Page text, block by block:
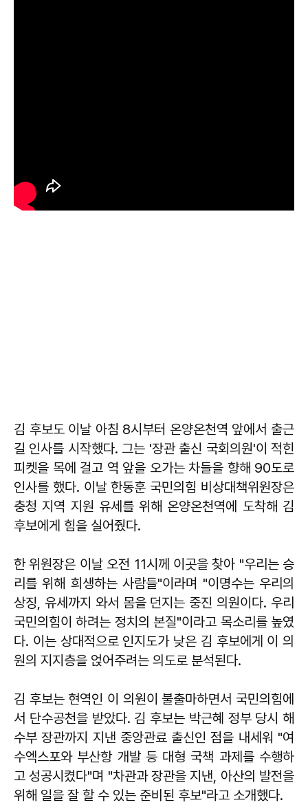
김 후보도 이날 아침 8시부터 온양온천역 앞에서 출근
길 인사를 시작했다. 그는 '장관 출신 국회의원'이 적힌
피켓을 목에 걸고 역 앞을 오가는 차들을 향해 90도로
인사를 했다. 이날 한동훈 국민의힘 비상대책위원장은
충청 지역 지원 유세를 위해 온양온천역에 도착해 김
후보에게 힘을 실어줬다.
한 위원장은 이날 오전 11시께 이곳을 찾아 "우리는 승
리를 위해 희생하는 사람들"이라며 "이명수는 우리의
상징, 유세까지 와서 몸을 던지는 중진 의원이다. 우리
국민의힘이 하려는 정치의 본질"이라고 목소리를 높였
다. 이는 상대적으로 인지도가 낮은 김 후보에게 이 의
원의 지지층을 얹어주려는 의도로 분석된다.
김 후보는 현역인 이 의원이 불출마하면서 국민의힘에
서 단수공천을 받았다. 김 후보는 박근혜 정부 당시 해
수부 장관까지 지낸 중앙관료 출신인 점을 내세워 "여
수엑스포와 부산항 개발 등 대형 국책 과제를 수행하
고 성공시켰다"며 "차관과 장관을 지낸, 아산의 발전을
위해 일을 잘 할 수 있는 준비된 후보"라고 소개했다.